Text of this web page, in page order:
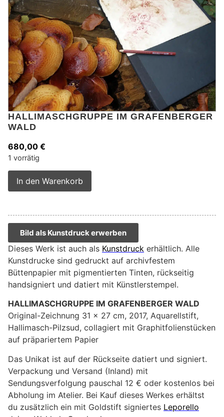
HALLIMASCHGRUPPE IM GRAFENBERGER
WALD
680,00 €
1 vorrätig
In den Warenkorb
Bild als Kunstdruck erwerben
Dieses Werk ist auch als Kunstdruck erhältlich. Alle
Kunstdrucke sind gedruckt auf archivfestem
Büttenpapier mit pigmentierten Tinten, rückseitig
handsigniert und datiert mit Künstlerstempel.
HALLIMASCHGRUPPE IM GRAFENBERGER WALD
Original-Zeichnung 31 x 27 cm, 2017, Aquarellstift,
Hallimasch-Pilzsud, collagiert mit Graphitfolienstücken
auf präpariertem Papier
Das Unikat ist auf der Rückseite datiert und signiert.
Verpackung und Versand (Inland) mit
Sendungsverfolgung pauschal 12 € oder kostenlos bei
Abholung im Atelier. Bei Kauf dieses Werkes erhältst
du zusätzlich ein mit Goldstift signiertes Leporello